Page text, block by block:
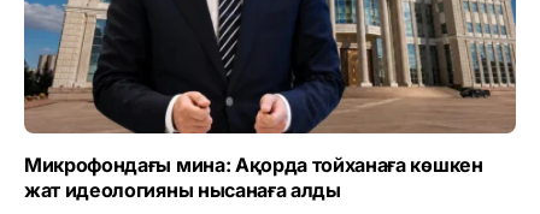
Микрофондағы мина: Ақорда тойханаға көшкен
жат идеологияны нысанаға алды